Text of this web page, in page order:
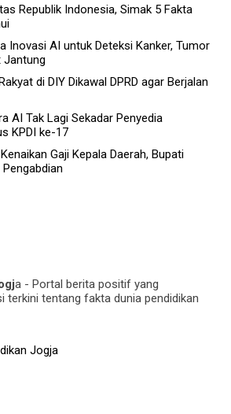
Republik Indonesia, Simak 5 Fakta
Inovasi AI untuk Deteksi Kanker, Tumor
Jantung
di DIY Dikawal DPRD agar Berjalan
AI Tak Lagi Sekadar Penyedia
KPDI ke-17
Gaji Kepala Daerah, Bupati
a - Portal berita positif yang
terkini tentang fakta dunia pendidikan
Jogja